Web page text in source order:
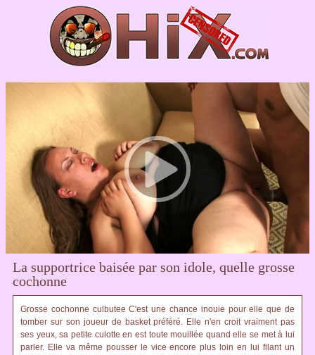
La supportrice baisée par son idole, quelle grosse
cochonne
Grosse cochonne culbutee C'est une chance inouie pour elle que de
tomber sur son joueur de basket préféré. Elle n'en croit vraiment pas
ses yeux, sa petite culotte en est toute mouillée quand elle se met à lui
parler. Elle va même pousser le vice encore plus loin en lui filant un